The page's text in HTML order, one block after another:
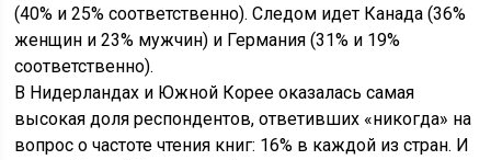
(40% и 25% соответственно). Следом идет Канада (36%
женщин и 23% мужчин) и Германия (31% и 19%
соответственно).
В Нидерландах и Южной Корее оказалась самая
высокая доля респондентов, ответивших «никогда» на
вопрос о частоте чтения книг: 16% в каждой из стран. И